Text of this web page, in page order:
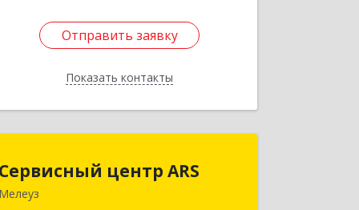
Отправить заявку
Показать контакты
Отправить заявку
Назад
Сервисный центр ARS
Мелеуз
Сервисный центр ARS